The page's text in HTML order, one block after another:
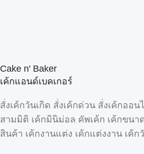
Cake n' Baker
เค้กแอนด์เบคเกอร์
สั่งเค้กวันเกิด สั่งเค้กด่วน สั่งเค้กออน
สามมิติ เค้กมินิม่อล คัพเค้ก เค้กขนา
สินค้า เค้กงานแต่ง เค้กแต่งงาน เค้ก